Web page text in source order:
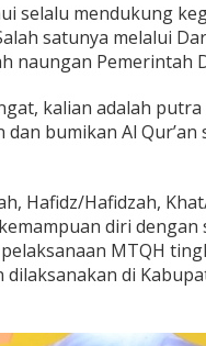
selalu mendukung
satunya melalui
naungan Pemerintah
kalian adalah
bumikan Al Qur’an
Hafidz/Hafidzah,
diri
MTQH
dilaksanakan di